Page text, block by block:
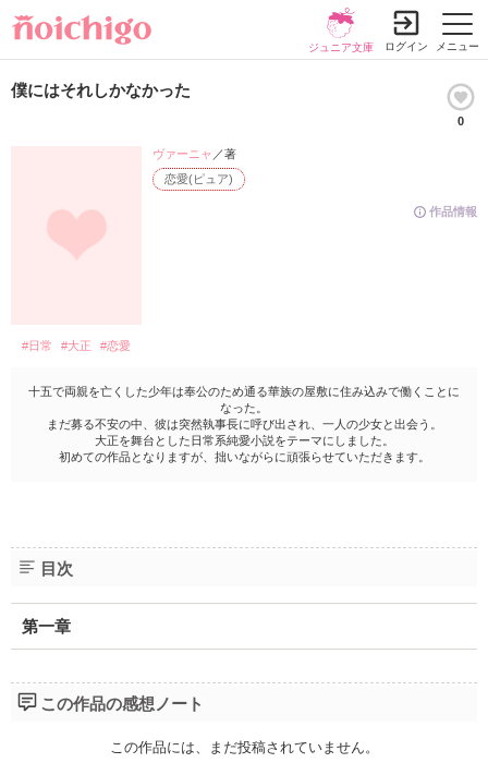
メニュー
ジュニア文庫 ログイン
僕にはそれしかなかった
0
作品情報
恋愛(ピュア)
ヴァーニャ ／著
#日常 #大正 #恋愛
十五で両親を亡くした少年は奉公のため通る華族の屋敷に住み込みで働くことに
なった。
まだ募る不安の中、彼は突然執事長に呼び出され、一人の少女と出会う。
大正を舞台とした日常系純愛小説をテーマにしました。
初めての作品となりますが、拙いながらに頑張らせていただきます。
目次
第一章
この作品の感想ノート
この作品には、まだ投稿されていません。